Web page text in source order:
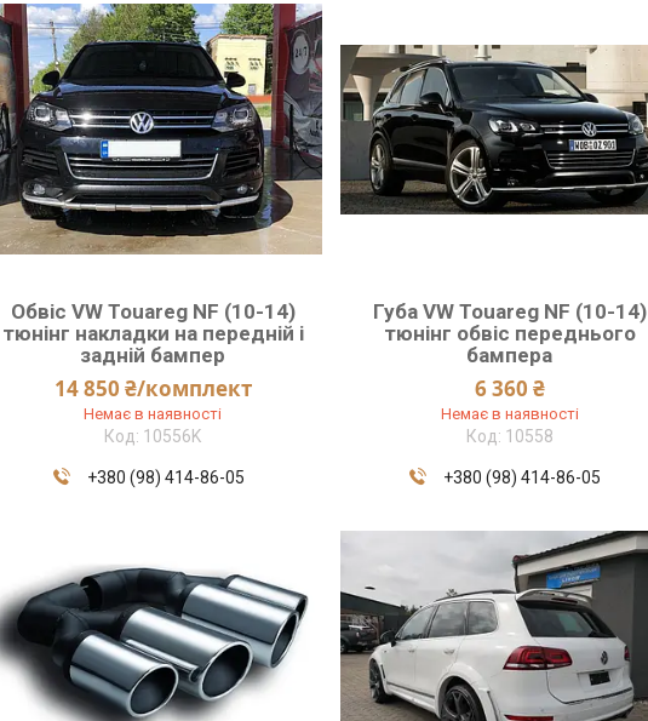
Обвіс VW Touareg NF (10-14)
тюнінг накладки на передній і
задній бампер
14 850 ₴/комплект
Немає в наявності
10556K
+380 (98) 414-86-05
Губа VW Touareg NF (10-14)
тюнінг обвіс переднього
бампера
6 360 ₴
Немає в наявності
10558
+380 (98) 414-86-05